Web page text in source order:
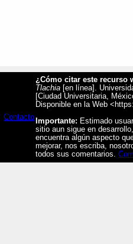
Contacto
¿Cómo citar este recurso
Tlachia [en línea].
[Ciudad Universitaria,
Disponible en la Web
Importante: Estimado
sitio aun sigue en
encuentra algún aspecto
mejorar, nos escriba,
todos sus comentarios.